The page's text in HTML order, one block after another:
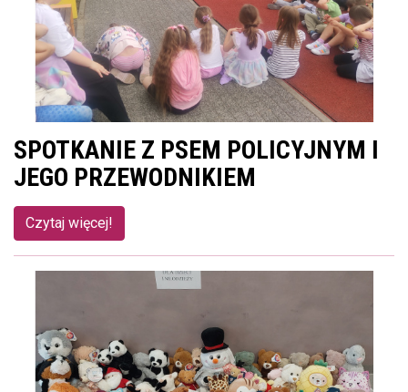
SPOTKANIE Z PSEM POLICYJNYM I
JEGO PRZEWODNIKIEM
Czytaj więcej!